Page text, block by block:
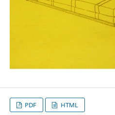
PDF HTML